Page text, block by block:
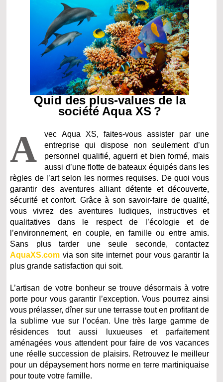
Quid des plus-values de la
société Aqua XS ?
A
vec Aqua XS, faites-vous assister par une
entreprise qui dispose non seulement d’un
personnel qualifié, aguerri et bien formé, mais
aussi d’une flotte de bateaux équipés dans les
règles de l’art selon les normes requises. De quoi vous
garantir des aventures alliant détente et découverte,
sécurité et confort. Grâce à son savoir-faire de qualité,
vous vivrez des aventures ludiques, instructives et
qualitatives dans le respect de l’écologie et de
l’environnement, en couple, en famille ou entre amis.
Sans plus tarder une seule seconde, contactez
AquaXS.com via son site internet pour vous garantir la
plus grande satisfaction qui soit.
L’artisan de votre bonheur se trouve désormais à votre
porte pour vous garantir l’exception. Vous pourrez ainsi
vous prélasser, dîner sur une terrasse tout en profitant de
la sublime vue sur l’océan. Une très large gamme de
résidences tout aussi luxueuses et parfaitement
aménagées vous attendent pour faire de vos vacances
une réelle succession de plaisirs. Retrouvez le meilleur
pour un dépaysement hors norme en terre martiniquaise
pour toute votre famille.